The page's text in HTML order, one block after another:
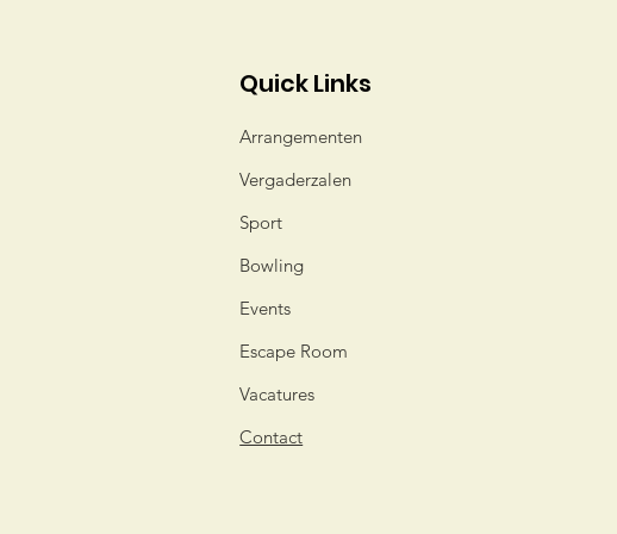
Quick Links
Arrangementen
Vergaderzalen
Sport
Bowling
Events
Escape Room
Vacatures
Contact